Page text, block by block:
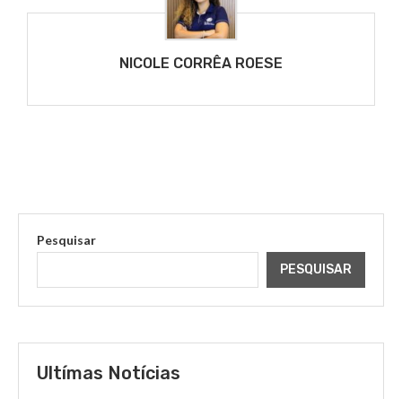
NICOLE CORRÊA ROESE
Pesquisar
PESQUISAR
Ultímas Notícias